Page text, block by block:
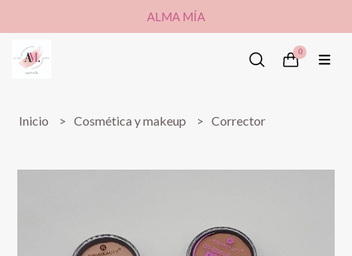
ALMA MÍA
0
Inicio Cosmética y makeup Corrector